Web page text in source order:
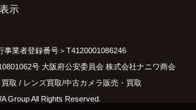
示
事業者登録番号＞T4120001086246
号 大阪府公安委員会 株式会社ナニワ商会
取 / レンズ買取/中古カメラ販売・買取
Group All Rights Reserved.